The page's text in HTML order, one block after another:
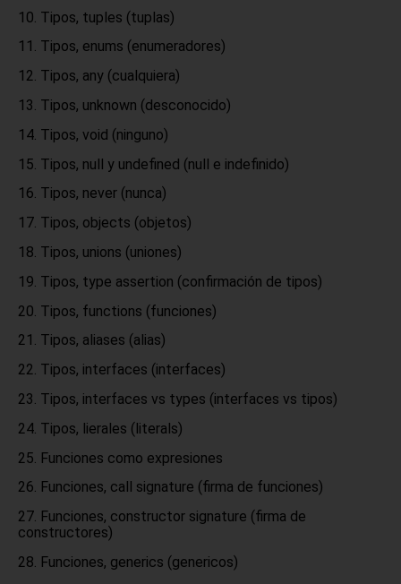
Tipos, tuples (tuplas)
Tipos, enums (enumeradores)
Tipos, any (cualquiera)
Tipos, unknown (desconocido)
Tipos, void (ninguno)
Tipos, null y undefined (null e indefinido)
Tipos, never (nunca)
Tipos, objects (objetos)
Tipos, unions (uniones)
Tipos, type assertion (confirmación de tipos)
Tipos, functions (funciones)
Tipos, aliases (alias)
Tipos, interfaces (interfaces)
Tipos, interfaces vs types (interfaces vs tipos)
Tipos, lierales (literals)
Funciones como expresiones
Funciones, call signature (firma de funciones)
Funciones, constructor signature (firma de
constructores)
Funciones, generics (genericos)